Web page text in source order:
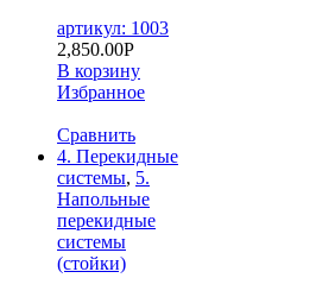
артикул: 1003
2,850.00Р
В корзину
Избранное
Сравнить
4. Перекидные
системы, 5.
Напольные
перекидные
системы
(стойки)